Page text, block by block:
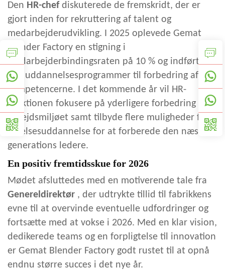
Den HR-chef diskuterede de fremskridt, der er
gjort inden for rekruttering af talent og
medarbejderudvikling. I 2025 oplevede Gemat
Blender Factory en stigning i
medarbejderbindingsraten på 10 % og indførte
nye uddannelsesprogrammer til forbedring af
kompetencerne. I det kommende år vil HR-
funktionen fokusere på yderligere forbedring af
arbejdsmiljøet samt tilbyde flere muligheder for
ledelsesuddannelse for at forberede den næste
generations ledere.
En positiv fremtidsskue for 2026
Mødet afsluttedes med en motiverende tale fra
Genereldirektør , der udtrykte tillid til fabrikkens
evne til at overvinde eventuelle udfordringer og
fortsætte med at vokse i 2026. Med en klar vision,
dedikerede teams og en forpligtelse til innovation
er Gemat Blender Factory godt rustet til at opnå
endnu større succes i det nye år.